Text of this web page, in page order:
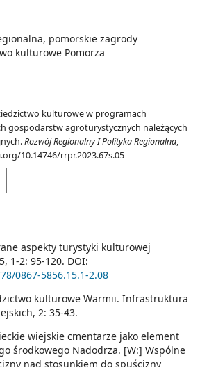
pomorskie zagrody
kulturowe Pomorza
kulturowe w programach
gospodarstw agroturystycznych należących
Rozwój Regionalny I Polityka Regionalna,
10.14746/rrpr.2023.67s.05
aspekty turystyki kulturowej
1-2: 95-120. DOI:
0867-5856.15.1-2.08
kulturowe Warmii. Infrastruktura
2: 35-43.
wiejskie cmentarze jako element
środkowego Nadodrza. [W:] Wspólne
nad stosunkiem do spuścizny